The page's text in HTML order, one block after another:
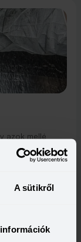
A sütikről
azok mellé
tud